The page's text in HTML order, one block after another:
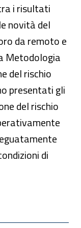
i risultati
novità del
da remoto e
Metodologia
del rischio
presentati gli
del rischio
di